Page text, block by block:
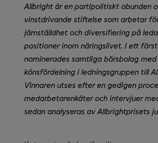
Allbright är en partipolitiskt obunden
vinstdrivande stiftelse som arbetar
jämställdhet och diversifiering på
positioner inom näringslivet. I ett
nominerades samtliga börsbolag
könsfördelning i ledningsgruppen till
Vinnaren utses efter en gedigen
medarbetarenkäter och intervjuer
sedan analyseras av Allbrightprisets